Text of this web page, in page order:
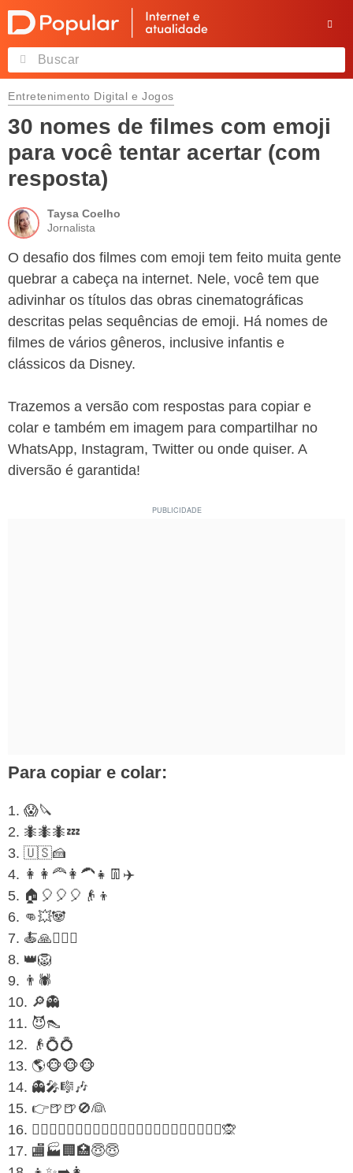
Entretenimento Digital e Jogos
30 nomes de filmes com emoji
para você tentar acertar (com
resposta)
Taysa Coelho
Jornalista
O desafio dos filmes com emoji tem feito muita gente
quebrar a cabeça na internet. Nele, você tem que
adivinhar os títulos das obras cinematográficas
descritas pelas sequências de emoji. Há nomes de
filmes de vários gêneros, inclusive infantis e
clássicos da Disney.
Trazemos a versão com respostas para copiar e
colar e também em imagem para compartilhar no
WhatsApp, Instagram, Twitter ou onde quiser. A
diversão é garantida!
Para copiar e colar:
1. 😱🔪
2. 🐜🐜🐜💤
3. 🇺🇸🍰
4. 👩👩‍🦰👩‍🦱👧👖✈️
5. 🏠🎈🎈🎈👴👦
6. 👊💥🐼
7. 🍝🙏👩‍❤️‍👨
8. 👑🦁
9. 👨🕷️
10. 🔎👻
11. 😈👠
12. 👴💍💍
13. 🌎🐵🐵🐵
14. 👻🎤🎼🎶
15. 👉🍺🍺🚫👰
16. 🧔‍♂️🧔‍♂️🧔‍♂️🧔‍♂️🧔‍♂️🧔‍♂️🧔‍♂️🧔‍♂️🧔‍♂️🧔‍♂️🧔‍♂️🙊
17. 🏬🏭🏢🏥😇😇